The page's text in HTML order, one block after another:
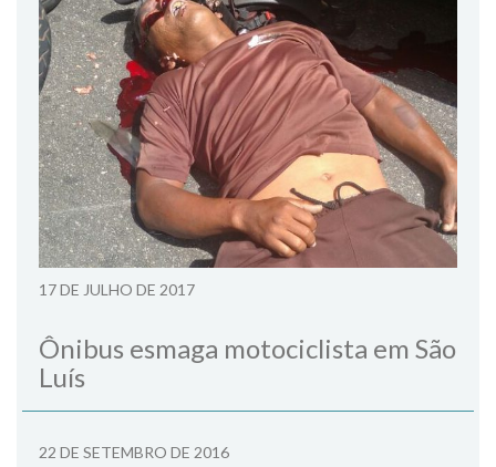
17 DE JULHO DE 2017
Ônibus esmaga motociclista em São
Luís
22 DE SETEMBRO DE 2016